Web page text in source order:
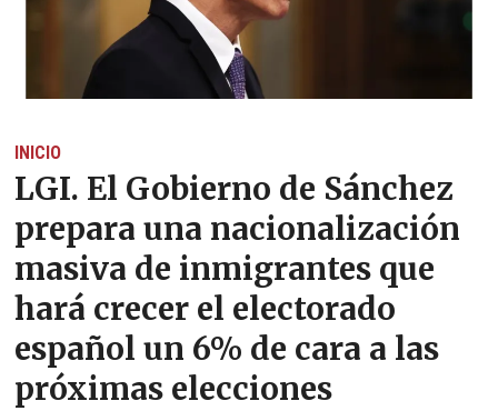
INICIO
LGI. El Gobierno de Sánchez
prepara una nacionalización
masiva de inmigrantes que
hará crecer el electorado
español un 6% de cara a las
próximas elecciones